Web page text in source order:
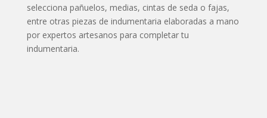
selecciona pañuelos, medias, cintas de seda o fajas,
entre otras piezas de indumentaria elaboradas a mano
por expertos artesanos para completar tu
indumentaria.